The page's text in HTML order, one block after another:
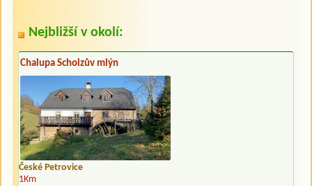
Nejbližší v okolí:
Chalupa Scholzův mlýn
České Petrovice
1Km